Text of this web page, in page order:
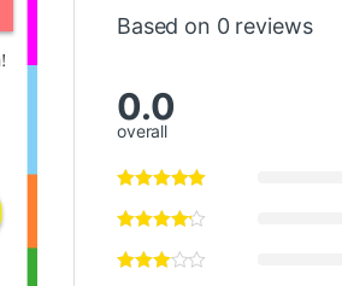
Based on 0 reviews
0.0
overall